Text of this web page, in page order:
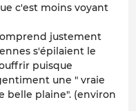
c'est moins voyant
justement
s'épilaient le
puisque
une " vraie
belle plaine". (environ